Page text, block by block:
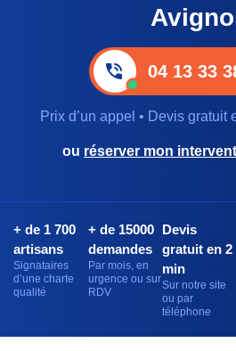
04 13 33
Prix d’un appel • Devis gratuit
ou réserver mon
+ de 1 700
artisans
Signataires
d’une charte
qualité
+ de 15000
demandes
Par mois, en
urgence ou sur
RDV
Devis
gratuit en 2
min
Sur notre site
ou par
téléphone